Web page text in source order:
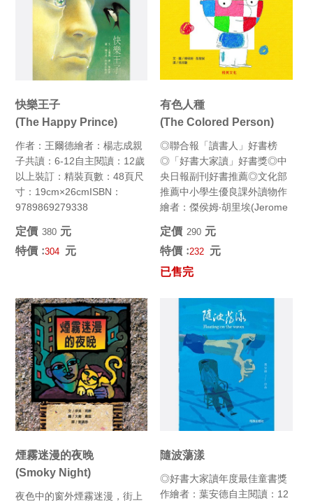
快樂王子
(The Happy Prince)
作者：王爾德繪者：楊志成親
子共讀：6-12自主閱讀：12歲
以上裝訂：精裝頁數：48頁尺
寸：19cm×26cmISBN：
9789869279338
定價﹕380 元
特價﹕304 元
有色人種
(The Colored Person)
◎聯合報「讀書人」好書榜
◎「好書大家讀」好書獎◎中
央日報副刊好書推薦◎文化部
推薦中小學生優良課外讀物作
繪者：傑侯姆‧胡里埃(Jerome
定價﹕290 元
特價﹕232 元
已售完
煙霧迷漫的夜晚
(Smoky Night)
夜色中的窗外煙霧迷漫，街上
隨波蕩漾
◎好書大家讀年度最佳童書獎
作繪者：葉安德自主閱讀：12